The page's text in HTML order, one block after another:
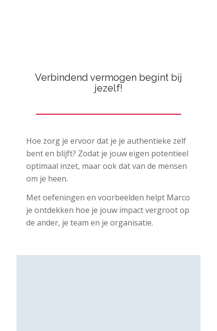
Verbindend vermogen begint bij
jezelf!
Hoe zorg je ervoor dat je je authentieke zelf
bent en blijft? Zodat je jouw eigen potentieel
optimaal inzet, maar ook dat van de mensen
om je heen.
Met oefeningen en voorbeelden helpt Marco
je ontdekken hoe je jouw impact vergroot op
de ander, je team en je organisatie.